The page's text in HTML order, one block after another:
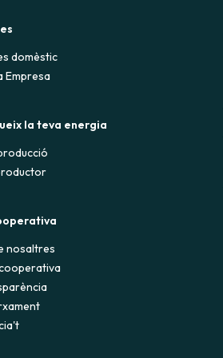
domèstic
Empresa
la teva energia
nosaltres